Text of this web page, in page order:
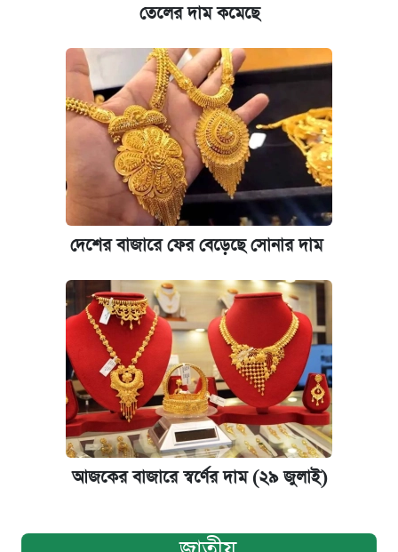
তেলের দাম কমেছে
দেশের বাজারে ফের বেড়েছে সোনার দাম
আজকের বাজারে স্বর্ণের দাম (২৯ জুলাই)